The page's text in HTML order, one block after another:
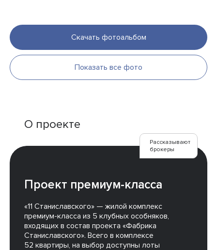
Скачать фотоальбом
Показать все фото
О проекте
Рассказывают
брокеры
Проект премиум-класса
«11 Станиславского» — жилой комплекс
премиум-класса из 5 клубных особняков,
входящих в состав проекта «Фабрика
Станиславского». Всего в комплексе
52 квартиры, на выбор доступны лоты